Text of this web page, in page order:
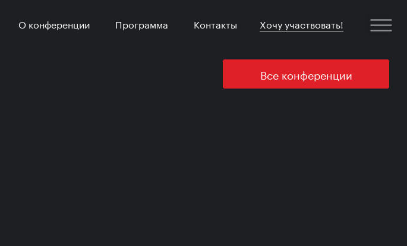
О конференции Программа Контакты Хочу участвовать!
Все конференции